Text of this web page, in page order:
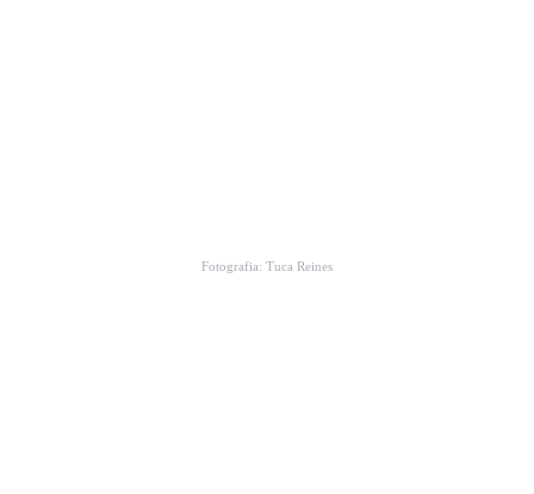
Fotografia: Tuca Reines